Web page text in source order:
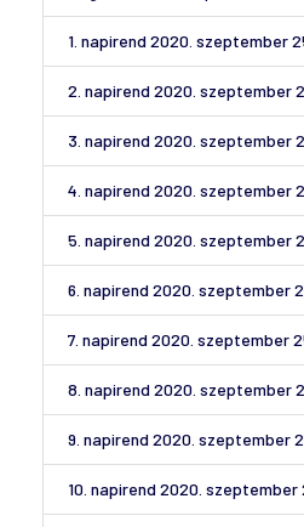
1. napirend 2020. szeptember
2. napirend 2020. szeptember
3. napirend 2020. szeptember
4. napirend 2020. szeptember
5. napirend 2020. szeptember
6. napirend 2020. szeptember
7. napirend 2020. szeptember
8. napirend 2020. szeptember
9. napirend 2020. szeptember
10. napirend 2020. szeptember